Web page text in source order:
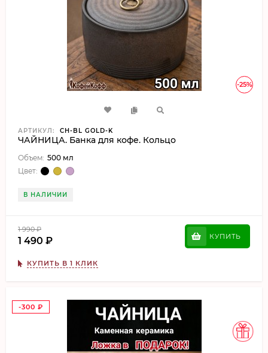
-25%
АРТИКУЛ: CH-BL GOLD-K
ЧАЙНИЦА. Банка для кофе. Кольцо
Объем: 500 мл
Цвет:
В НАЛИЧИИ
1 990₽
1 490 ₽ КУПИТЬ
КУПИТЬ В 1 КЛИК
-300 ₽